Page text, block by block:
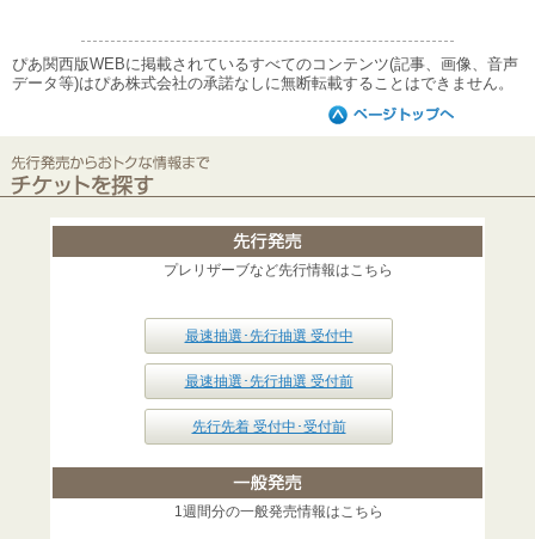
ぴあ関西版WEBに掲載されているすべてのコンテンツ(記事、画像、音声
データ等)はぴあ株式会社の承諾なしに無断転載することはできません。
プレリザーブなど先行情報はこちら
最速抽選･先行抽選 受付中
最速抽選･先行抽選 受付前
先行先着 受付中･受付前
1週間分の一般発売情報はこちら